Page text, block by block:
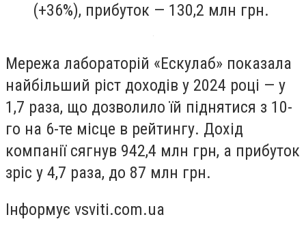
(+36%), прибуток — 130,2 млн грн.
Мережа лабораторій «Ескулаб» показала
найбільший ріст доходів у 2024 році — у
1,7 раза, що дозволило їй піднятися з 10-
го на 6-те місце в рейтингу. Дохід
компанії сягнув 942,4 млн грн, а прибуток
зріс у 4,7 раза, до 87 млн грн.
Інформує vsviti.com.ua